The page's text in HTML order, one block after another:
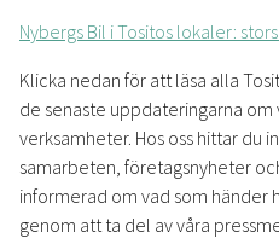
Nybergs Bil i Tositos lokaler:
Klicka nedan för att läsa alla
de senaste uppdateringarna
verksamheter. Hos oss hittar du
samarbeten, företagsnyheter
informerad om vad som händer
genom att ta del av våra